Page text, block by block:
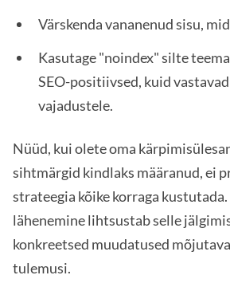
Värskenda vananenud sisu,
Kasutage "noindex" silte
SEO-positiivsed, kuid
vajadustele.
Nüüd, kui olete oma
sihtmärgid kindlaks määranud, ei
strateegia kõike korraga
lähenemine lihtsustab selle
konkreetsed muudatused
tulemusi.